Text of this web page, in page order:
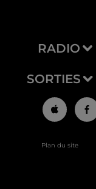
RADIO
SORTIES
Plan du site